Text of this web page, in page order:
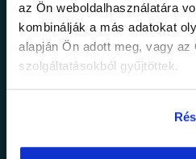
az Ön weboldalhasználatára
kombinálják a más adatokat
alapján Ön adott meg, vagy az
szolgáltatásokból gyűjtöttek.
Értesülj elsőként